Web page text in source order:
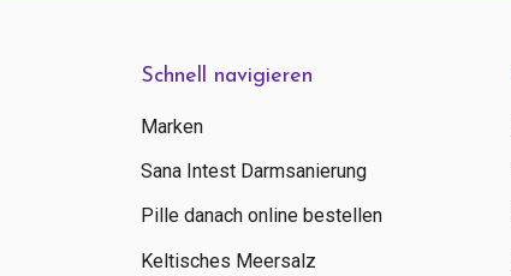
Schnell navigieren
Marken
Sana Intest Darmsanierung
Pille danach online bestellen
Keltisches Meersalz